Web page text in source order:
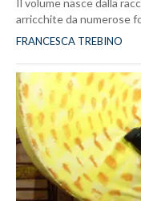
Il volume nasce dalla
arricchite da numerose
FRANCESCA TREBINO